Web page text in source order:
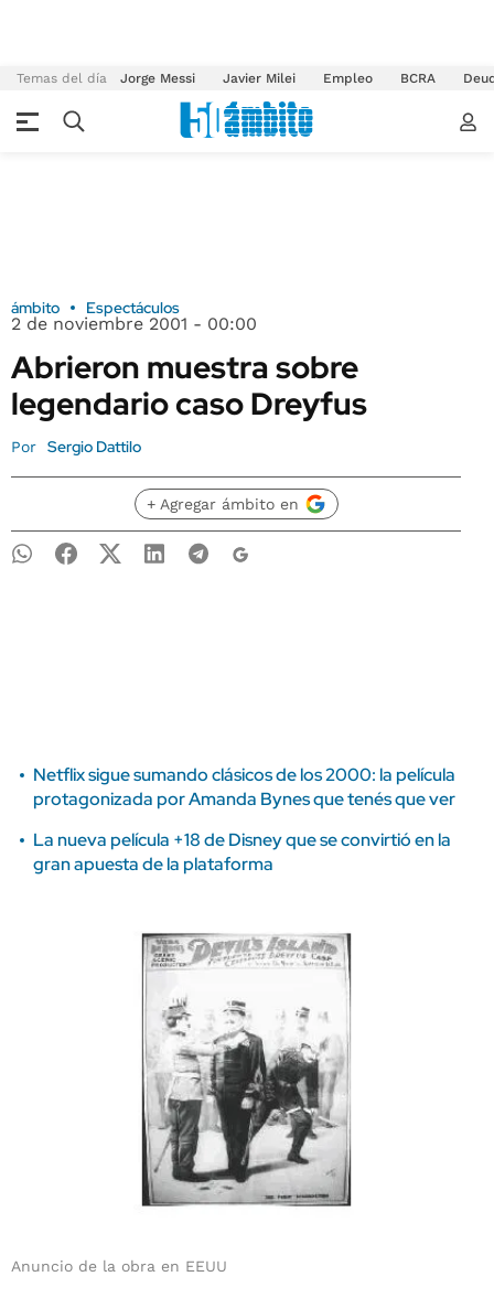
Temas del día Jorge Messi Javier Milei Empleo BCRA
ámbito Espectáculos
2 de noviembre 2001 - 00:00
Abrieron muestra sobre
legendario caso Dreyfus
Por Sergio Dattilo
+ Agregar ámbito en
Netflix sigue sumando clásicos de los 2000: la película
protagonizada por Amanda Bynes que tenés que ver
La nueva película +18 de Disney que se convirtió en la
gran apuesta de la plataforma
Anuncio de la obra en EEUU